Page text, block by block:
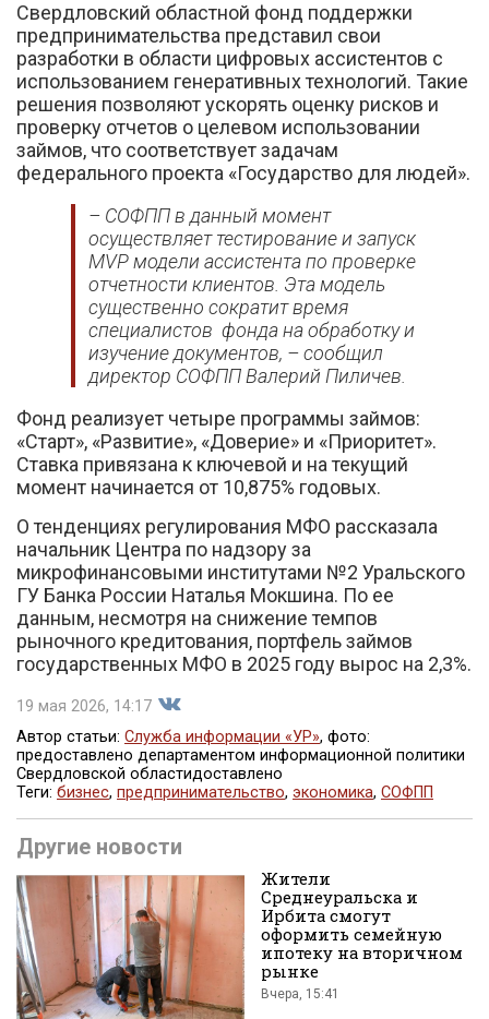
Свердловский областной фонд поддержки
предпринимательства представил свои
разработки в области цифровых ассистентов с
использованием генеративных технологий. Такие
решения позволяют ускорять оценку рисков и
проверку отчетов о целевом использовании
займов, что соответствует задачам
федерального проекта «Государство для людей».
– СОФПП в данный момент
осуществляет тестирование и запуск
MVP модели ассистента по проверке
отчетности клиентов. Эта модель
существенно сократит время
специалистов фонда на обработку и
изучение документов, – сообщил
директор СОФПП Валерий Пиличев.
Фонд реализует четыре программы займов:
«Старт», «Развитие», «Доверие» и «Приоритет».
Ставка привязана к ключевой и на текущий
момент начинается от 10,875% годовых.
О тенденциях регулирования МФО рассказала
начальник Центра по надзору за
микрофинансовыми институтами №2 Уральского
ГУ Банка России Наталья Мокшина. По ее
данным, несмотря на снижение темпов
рыночного кредитования, портфель займов
государственных МФО в 2025 году вырос на 2,3%.
19 мая 2026, 14:17
Поделиться
во
Автор статьи: Служба информации «УР», фото:
предоставлено департаментом информационной политики
Свердловской областидоставлено
Теги: бизнес, предпринимательство, экономика, СОФПП
Другие новости
Жители
Среднеуральска и
Ирбита смогут
оформить семейную
ипотеку на вторичном
рынке
Вчера, 15:41